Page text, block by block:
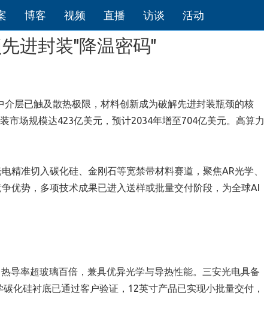
博客 视频 直播 访谈 活动
进封装"降温密码"
层已触及散热极限，材料创新成为破解先进封装瓶颈的核
市场规模达423亿美元，预计2034年增至704亿美元。高算力
精准切入碳化硅、金刚石等宽禁带材料赛道，聚焦AR光学、
优势，多项技术成果已进入送样或批量交付阶段，为全球AI
导率超玻璃百倍，兼具优异光学与导热性能。三安光电具备
化硅衬底已通过客户验证，12英寸产品已实现小批量交付，